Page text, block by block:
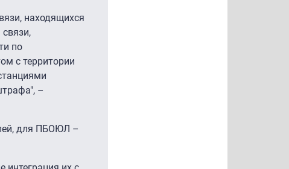
находящихся
по
с территории
–
для ПБОЮЛ –